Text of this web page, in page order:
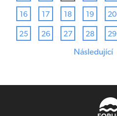
16 17 18 19 20
25 26 27 28 29
Následující